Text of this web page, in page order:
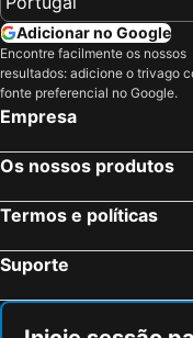
Adicionar no Google
Encontre facilmente os nossos
resultados: adicione o trivago
fonte preferencial no Google.
Empresa
Os nossos produtos
Termos e políticas
Suporte